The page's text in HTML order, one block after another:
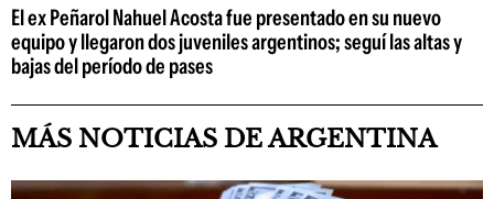
El ex Peñarol Nahuel Acosta fue presentado en su nuevo
equipo y llegaron dos juveniles argentinos; seguí las altas y
bajas del período de pases
MÁS NOTICIAS DE ARGENTINA